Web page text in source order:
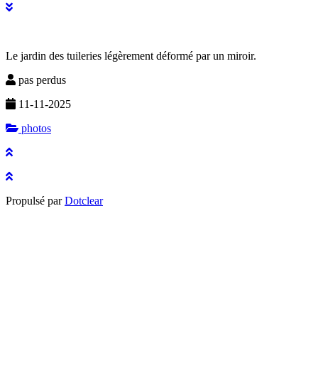
Le jardin des tuileries légèrement déformé par un miroir.
pas perdus
11-11-2025
photos
Propulsé parDotclear